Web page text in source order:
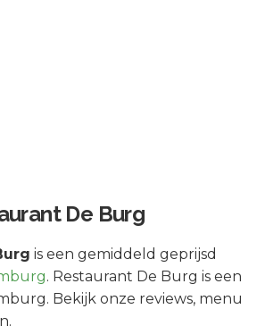
De Burg
is een gemiddeld geprijsd
. Restaurant De Burg is een
Bekijk onze reviews, menu